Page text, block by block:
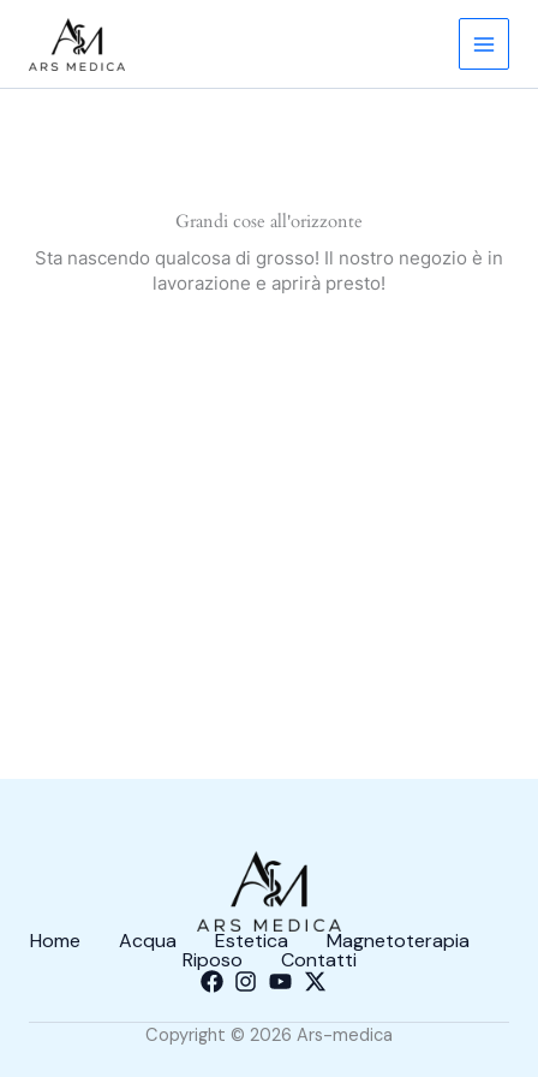
contenuto
Grandi cose all'orizzonte
Sta nascendo qualcosa di grosso! Il nostro negozio è in
lavorazione e aprirà presto!
Home Acqua Estetica Magnetoterapia
Riposo Contatti
Copyright © 2026 Ars-medica